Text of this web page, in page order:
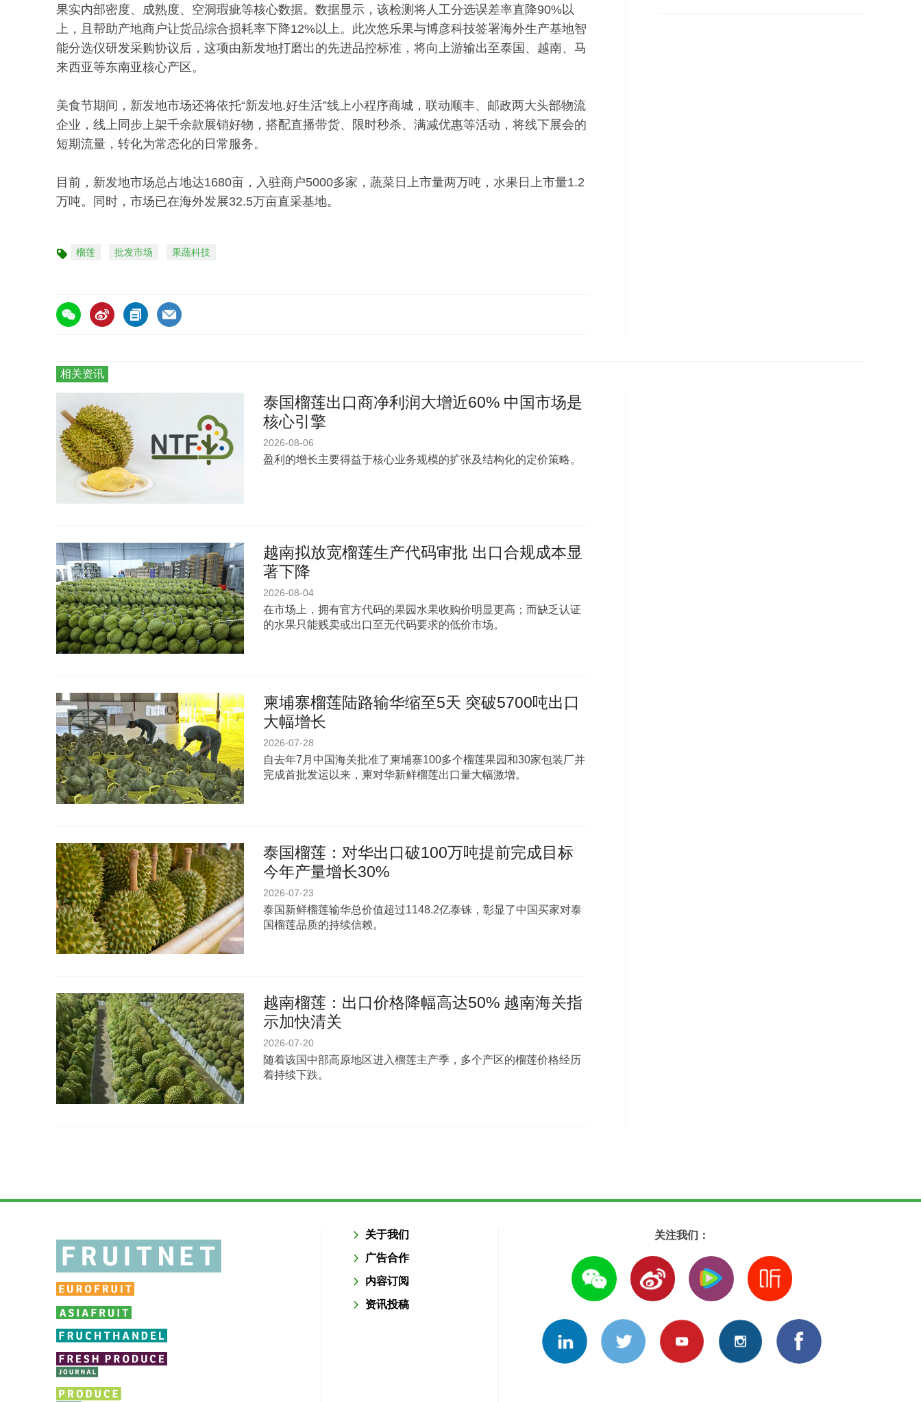
果实内部密度、成熟度、空洞瑕疵等核心数据。数据显示，该检测将人工分选误差率直降90%以
上，且帮助产地商户让货品综合损耗率下降12%以上。此次悠乐果与博彦科技签署海外生产基地智
能分选仪研发采购协议后，这项由新发地打磨出的先进品控标准，将向上游输出至泰国、越南、马
来西亚等东南亚核心产区。
美食节期间，新发地市场还将依托“新发地.好生活”线上小程序商城，联动顺丰、邮政两大头部物流
企业，线上同步上架千余款展销好物，搭配直播带货、限时秒杀、满减优惠等活动，将线下展会的
短期流量，转化为常态化的日常服务。
目前，新发地市场总占地达1680亩，入驻商户5000多家，蔬菜日上市量两万吨，水果日上市量1.2
万吨。同时，市场已在海外发展32.5万亩直采基地。
标 榴莲 批发市场 果蔬科技
相关资讯
泰国榴莲出口商净利润大增近60% 中国市场是
核心引擎
2026-08-06
盈利的增长主要得益于核心业务规模的扩张及结构化的定价策略。
越南拟放宽榴莲生产代码审批 出口合规成本显
著下降
2026-08-04
在市场上，拥有官方代码的果园水果收购价明显更高；而缺乏认证
的水果只能贱卖或出口至无代码要求的低价市场。
柬埔寨榴莲陆路输华缩至5天 突破5700吨出口
大幅增长
2026-07-28
自去年7月中国海关批准了柬埔寨100多个榴莲果园和30家包装厂并
完成首批发运以来，柬对华新鲜榴莲出口量大幅激增。
泰国榴莲：对华出口破100万吨提前完成目标
今年产量增长30%
2026-07-23
泰国新鲜榴莲输华总价值超过1148.2亿泰铢，彰显了中国买家对泰
国榴莲品质的持续信赖。
越南榴莲：出口价格降幅高达50% 越南海关指
示加快清关
2026-07-20
随着该国中部高原地区进入榴莲主产季，多个产区的榴莲价格经历
着持续下跌。
关于我们
广告合作
内容订阅
资讯投稿
关注我们：